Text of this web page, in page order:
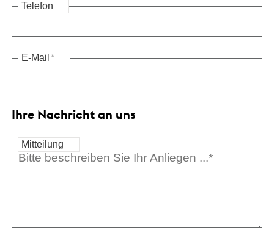
Telefon
E-Mail *
Ihre Nachricht an uns
Mitteilung